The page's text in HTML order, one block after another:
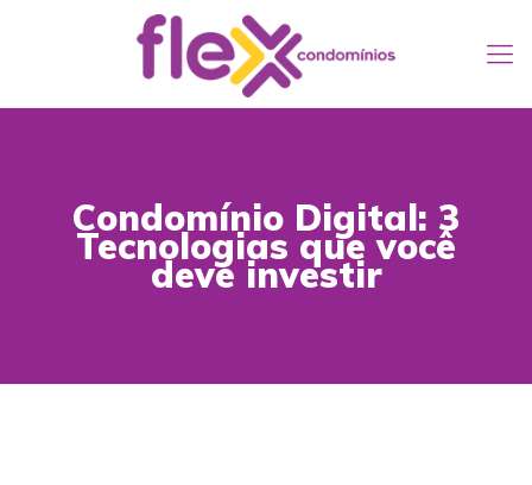
Condomínio Digital: 3
Tecnologias que você
deve investir